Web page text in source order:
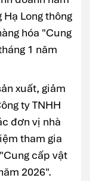
Hạ Long thông
hóa "Cung
1 năm
xuất, giảm
ty TNHH
đơn vị nhà
tham gia
cấp vật
2026".